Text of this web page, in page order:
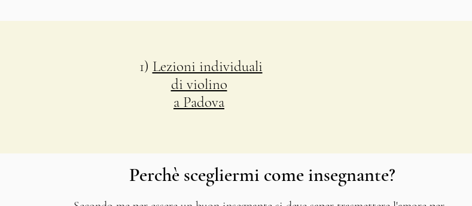
1) Lezioni individuali
di violino
a Padova
Perchè scegliermi come insegnante?